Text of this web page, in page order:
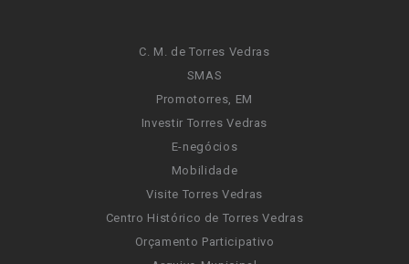
C. M. de Torres Vedras
SMAS
Promotorres, EM
Investir Torres Vedras
E-negócios
Mobilidade
Visite Torres Vedras
Centro Histórico de Torres Vedras
Orçamento Participativo